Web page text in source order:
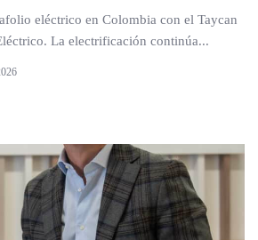
eléctrico en Colombia con el Taycan
La electrificación continúa...